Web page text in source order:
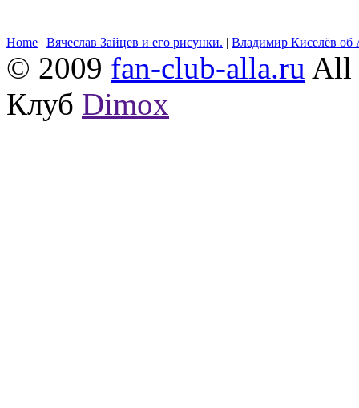
Home | Вячеслав Зайцев и его рисунки. | Владимир Киселёв об
© 2009 fan-club-alla.ru All
Клуб Dimox